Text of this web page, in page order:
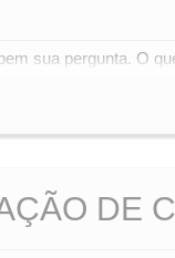
sua pergunta. O
DE